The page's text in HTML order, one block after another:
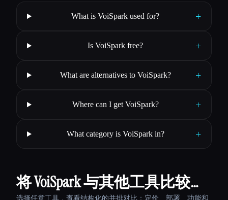
What is VoiSpark used for? +
Is VoiSpark free? +
What are alternatives to VoiSpark? +
Where can I get VoiSpark? +
What category is VoiSpark in? +
将 VoiSpark 与其他工具比较…
选择任意工具，查看结构化的并排对比：定价、部署、功能和